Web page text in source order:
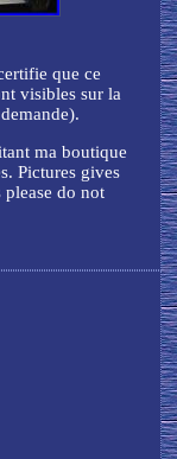
que ce
visibles sur la
ma boutique
Pictures gives
do not